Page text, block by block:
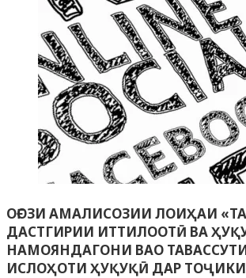
ОҒОЗИ АМАЛИСОЗИИ ЛОИҲАИ
ДАСТГИРИИ ИТТИЛООТӢ ВА
НАМОЯНДАГОНИ ВАО
ИСЛОҲОТИ ҲУҚУҚӢ ДАР